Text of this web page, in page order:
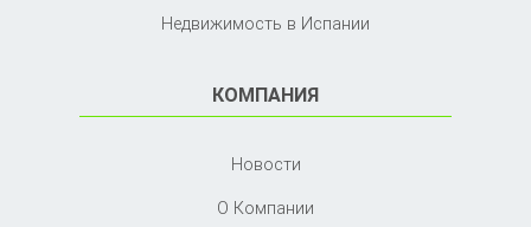
Недвижимость в Испании
КОМПАНИЯ
Новости
О Компании